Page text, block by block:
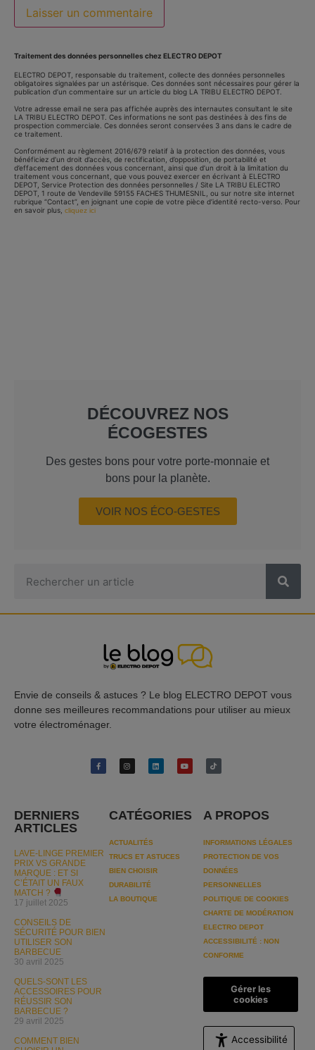
Traitement des données personnelles chez ELECTRO DEPOT
ELECTRO DEPOT, responsable du traitement, collecte des données personnelles
obligatoires signalées par un astérisque. Ces données sont nécessaires pour gérer la
publication d’un commentaire sur un article du blog LA TRIBU ELECTRO DEPOT.
Votre adresse email ne sera pas affichée auprès des internautes consultant le site
LA TRIBU ELECTRO DEPOT. Ces informations ne sont pas destinées à des fins de
prospection commerciale. Ces données seront conservées 3 ans dans le cadre de
ce traitement.
Conformément au règlement 2016/679 relatif à la protection des données, vous
bénéficiez d’un droit d’accès, de rectification, d’opposition, de portabilité et
d’effacement des données vous concernant, ainsi que d’un droit à la limitation du
traitement vous concernant, que vous pouvez exercer en écrivant à ELECTRO
DEPOT, Service Protection des données personnelles / Site LA TRIBU ELECTRO
DEPOT, 1 route de Vendeville 59155 FACHES THUMESNIL, ou sur notre site internet
rubrique “Contact”, en joignant une copie de votre pièce d’identité recto-verso. Pour
en savoir plus, cliquez ici
DÉCOUVREZ NOS
ÉCOGESTES
Des gestes bons pour votre porte-monnaie et
bons pour la planète.
VOIR NOS ÉCO-GESTES
Envie de conseils & astuces ? Le blog ELECTRO DEPOT vous
donne ses meilleures recommandations pour utiliser au mieux
votre électroménager.
DERNIERS
ARTICLES
LAVE-LINGE PREMIER
PRIX VS GRANDE
MARQUE : ET SI
C’ÉTAIT UN FAUX
MATCH ?
17 juillet 2025
CONSEILS DE
SÉCURITÉ POUR BIEN
UTILISER SON
BARBECUE
30 avril 2025
QUELS-SONT LES
ACCESSOIRES POUR
RÉUSSIR SON
BARBECUE ?
29 avril 2025
COMMENT BIEN
CATÉGORIES
ACTUALITÉS
TRUCS ET ASTUCES
BIEN CHOISIR
DURABILITÉ
LA BOUTIQUE
A PROPOS
INFORMATIONS LÉGALES
PROTECTION DE VOS
DONNÉES
PERSONNELLES
POLITIQUE DE COOKIES
CHARTE DE MODÉRATION
ELECTRO DEPOT
ACCESSIBILITÉ : NON
CONFORME
Gérer les
cookies
Accessibilité